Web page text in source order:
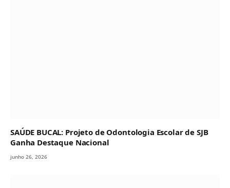
SAÚDE BUCAL: Projeto de Odontologia Escolar de SJB
Ganha Destaque Nacional
junho 26, 2026